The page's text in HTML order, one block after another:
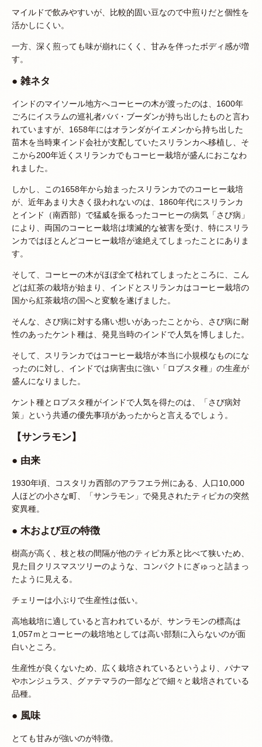
マイルドで飲みやすいが、比較的固い豆なので中煎りだと個性を
活かしにくい。
一方、深く煎っても味が崩れにくく、甘みを伴ったボディ感が増
す。
● 雑ネタ
インドのマイソール地方へコーヒーの木が渡ったのは、1600年
ごろにイスラムの巡礼者ババ・ブーダンが持ち出したものと言わ
れていますが、1658年にはオランダがイエメンから持ち出した
苗木を当時東インド会社が支配していたスリランカへ移植し、そ
こから200年近くスリランカでもコーヒー栽培が盛んにおこなわ
れました。
しかし、この1658年から始まったスリランカでのコーヒー栽培
が、近年あまり大きく扱われないのは、1860年代にスリランカ
とインド（南西部）で猛威を振るったコーヒーの病気「さび病」
により、両国のコーヒー栽培は壊滅的な被害を受け、特にスリラ
ンカではほとんどコーヒー栽培が途絶えてしまったことにありま
す。
そして、コーヒーの木がほぼ全て枯れてしまったところに、こん
どは紅茶の栽培が始まり、インドとスリランカはコーヒー栽培の
国から紅茶栽培の国へと変貌を遂げました。
そんな、さび病に対する痛い想いがあったことから、さび病に耐
性のあったケント種は、発見当時のインドで人気を博しました。
そして、スリランカではコーヒー栽培が本当に小規模なものにな
ったのに対し、インドでは病害虫に強い「ロブスタ種」の生産が
盛んになりました。
ケント種とロブスタ種がインドで人気を得たのは、「さび病対
策」という共通の優先事項があったからと言えるでしょう。
【サンラモン】
● 由来
1930年頃、コスタリカ西部のアラフエラ州にある、人口10,000
人ほどの小さな町、「サンラモン」で発見されたティピカの突然
変異種。
● 木および豆の特徴
樹高が高く、枝と枝の間隔が他のティピカ系と比べて狭いため、
見た目クリスマスツリーのような、コンパクトにぎゅっと詰まっ
たように見える。
チェリーは小ぶりで生産性は低い。
高地栽培に適していると言われているが、サンラモンの標高は
1,057ｍとコーヒーの栽培地としては高い部類に入らないのが面
白いところ。
生産性が良くないため、広く栽培されているというより、パナマ
やホンジュラス、グァテマラの一部などで細々と栽培されている
品種。
● 風味
とても甘みが強いのが特徴。